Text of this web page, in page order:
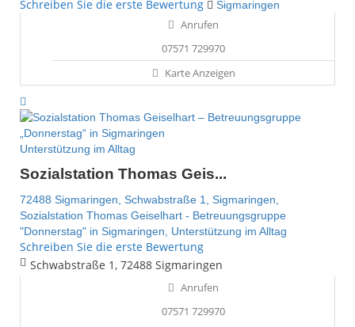
Schreiben Sie die erste Bewertung Sigmaringen
Anrufen
07571 729970
Karte Anzeigen
Unterstützung im Alltag
Sozialstation Thomas Geis...
72488 Sigmaringen, Schwabstraße 1, Sigmaringen,
Sozialstation Thomas Geiselhart - Betreuungsgruppe
"Donnerstag" in Sigmaringen, Unterstützung im Alltag
Schreiben Sie die erste Bewertung
Schwabstraße 1, 72488 Sigmaringen
Anrufen
07571 729970